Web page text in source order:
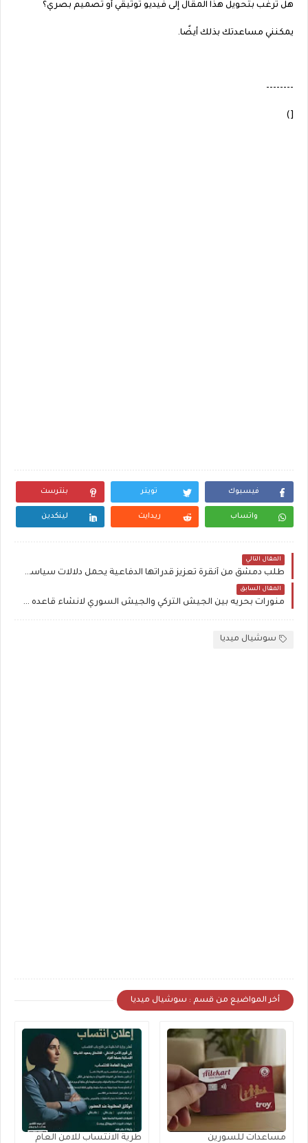
هل ترغب بتحويل هذا المقال إلى فيديو توثيقي أو تصميم بصري؟
يمكنني مساعدتك بذلك أيضًا.
--------
[)
فيسبوك تويتر بنترست
واتساب ريدايت لينكدين
المقال التالي
طلب دمشق من أنقرة تعزيز قدراتها الدفاعية يحمل دلالات سياسية وأمنية عميقة
المقال السابق
منورات بحريه بين الجيش التركي والجيش السوري لانشاء قاعده في طرطوس
سوشيال ميديا
أخر المواضيع من قسم : سوشيال ميديا
مساعدات للسورين طرية الانتساب للامن العام